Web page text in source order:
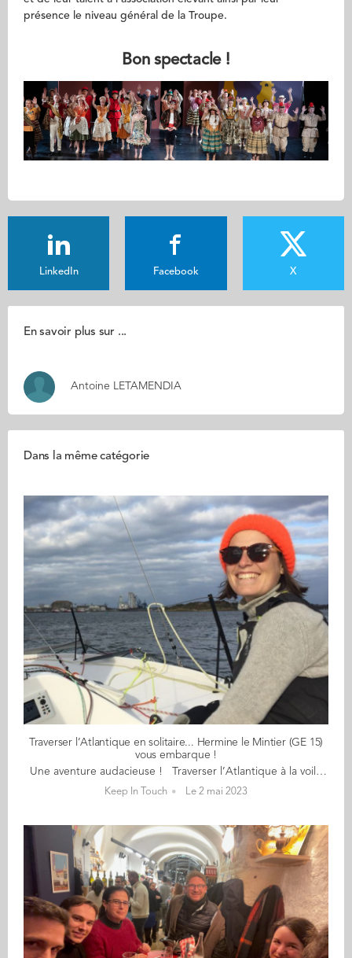
présence le niveau général de la Troupe.
Bon spectacle !
LinkedIn Facebook X
En savoir plus sur ...
Antoine LETAMENDIA
Dans la même catégorie
Traverser l’Atlantique en solitaire... Hermine le Mintier (GE 15)
vous embarque !
Une aventure audacieuse ! Traverser l’Atlantique à la voile en solitaire, sans assistance et sans communication, c’est le défi que s’est lancé Hermine le Mintier (GE 15). Son objectif est de participer à la prochaine édition de la Mini Transat en 2023. Cette course, qui a lieu tous les deux ans, part des Sables d’Olonne et va jusqu’en Guadeloupe. "Après avoir passé mon année 2022 à me former et participer à un maximum de courses, je suis qualifiée pour transater en septembe prochain. D'ici là, je continue de me préparer avec la saison des courses de 2023", nous confie-t-elle. Après 10 ans de réflexion tout en poursuivant sa carrière dans le contrôle de gestion, Hermine a pu acheter un bateau en septembre 2021, image concrète du lancement de son projet. "J’en avais envie depuis très longtemps. La passion pour la voile devenait de plus en plus dévorante. Quand j’ai eu une opportunité, je l’ai saisie. Je ne veux rien regretter. Et à vrai dire, je suis déjà très fière d’avoir osé me lancer dans l’inconnu !". Embarquez votre entreprise avec Hermine ! Son objectif à présent est de réussir à embarquer avec elle des partenaires, avec l’envie de faire rêver, faire naviguer, partager son expérience, venir régulièrement animer des ateliers (par exemple) dans des entreprises partenaires. "Ce projet va bien au-delà d’une performance sportive. Je me lance dans une aventure entrepreneuriale complète, qui va de la gestion de projet à la comptabilité en passant évidemment par la navigation ! En cela, je vois beaucoup de points communs avec la vie d’entrepreneur et je suis convaincue que mon projet peut intéresser, attirer des entreprises pour nouer des partenariats gagnant-gagnant". Elle bénéficie déjà du soutien de Maje, pour qui elle a travaillé pendant plusieurs années mais recherche encore des fonds pour boucler son budget jusqu'à la transat. En savoir plus sur son projet : embarquez avec Hermine en cliquant ici ! Contact : Hermine le Mintier, herminelemintier@hotmail.fr Instagram et Facebook : la transat d'hermine
Keep In Touch Le 2 mai 2023